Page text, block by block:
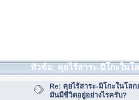
หัวข้อ: คุยไร้สาระ-มิโกะในโ
Re: คุยไร้สาระ-มิโกะในโลก
มันมีชีวิตอยู่อย่างไรครับ?